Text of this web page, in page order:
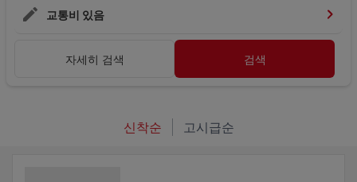
교통비 있음
자세히 검색 검색
신착순 고시급순